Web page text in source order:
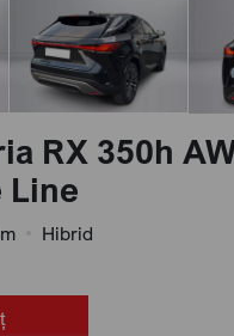
RX 350h
Line
Hibrid